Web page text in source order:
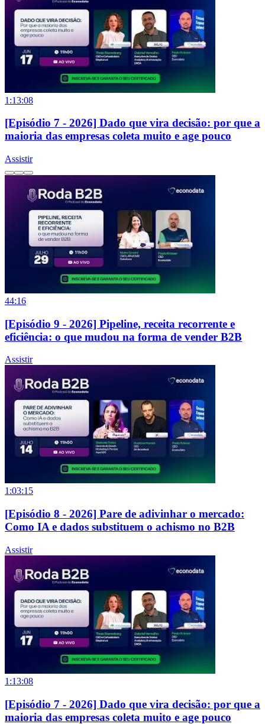
1:13:08
[Episódio 7 - 2026] Dado que vira decisão: por que a
maioria das empresas coleta muito e age pouco
Assistir
44:16
[Episódio 9 - 2026] Pipeline, receita recorrente e
eficiência: o que mudou na forma de vender B2B
Assistir
1:03:15
[Episódio 8 - 2026] Pare de adivinhar o mercado:
Como IA e dados substituem o achismo no B2B
Assistir
1:13:08
[Episódio 7 - 2026] Dado que vira decisão: por que a
maioria das empresas coleta muito e age pouco